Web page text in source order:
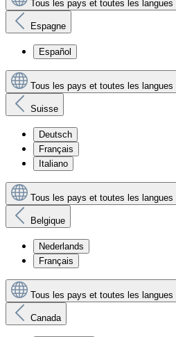
Tous les pays et toutes les langues
Espagne
Español
Tous les pays et toutes les langues
Suisse
Deutsch
Français
Italiano
Tous les pays et toutes les langues
Belgique
Nederlands
Français
Tous les pays et toutes les langues
Canada